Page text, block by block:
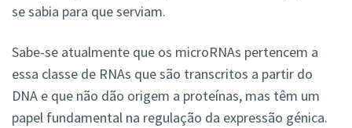
se sabia para que serviam.
Sabe-se atualmente que os microRNAs pertencem a
essa classe de RNAs que são transcritos a partir do
DNA e que não dão origem a proteínas, mas têm um
papel fundamental na regulação da expressão génica.